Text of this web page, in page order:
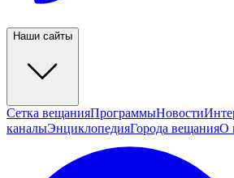
Наши сайты
Сетка вещанияПрограммыНовости
каналыЭнциклопедияГорода вещанияО